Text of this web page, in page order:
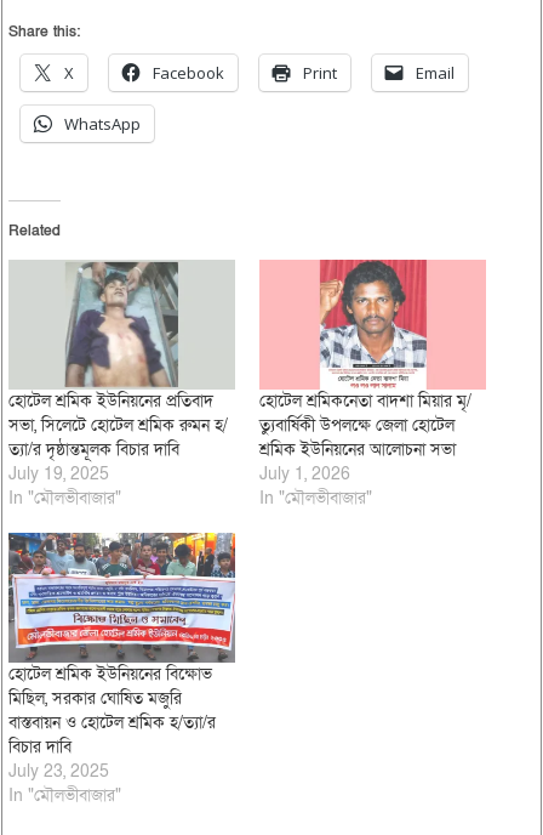
Share this:
X Facebook Print Email
WhatsApp
Related
হোটেল শ্রমিক ইউনিয়নের প্রতিবাদ
সভা, সিলেটে হোটেল শ্রমিক রুমন হ/
ত্যা/র দৃষ্ঠান্তমূলক বিচার দাবি
July 19, 2025
In "মৌলভীবাজার"
হোটেল শ্রমিকনেতা বাদশা মিয়ার মৃ/
ত্যুবার্ষিকী উপলক্ষে জেলা হোটেল
শ্রমিক ইউনিয়নের আলোচনা সভা
July 1, 2026
In "মৌলভীবাজার"
হোটেল শ্রমিক ইউনিয়নের বিক্ষোভ
মিছিল, সরকার ঘোষিত মজুরি
বাস্তবায়ন ও হোটেল শ্রমিক হ/ত্যা/র
বিচার দাবি
July 23, 2025
In "মৌলভীবাজার"